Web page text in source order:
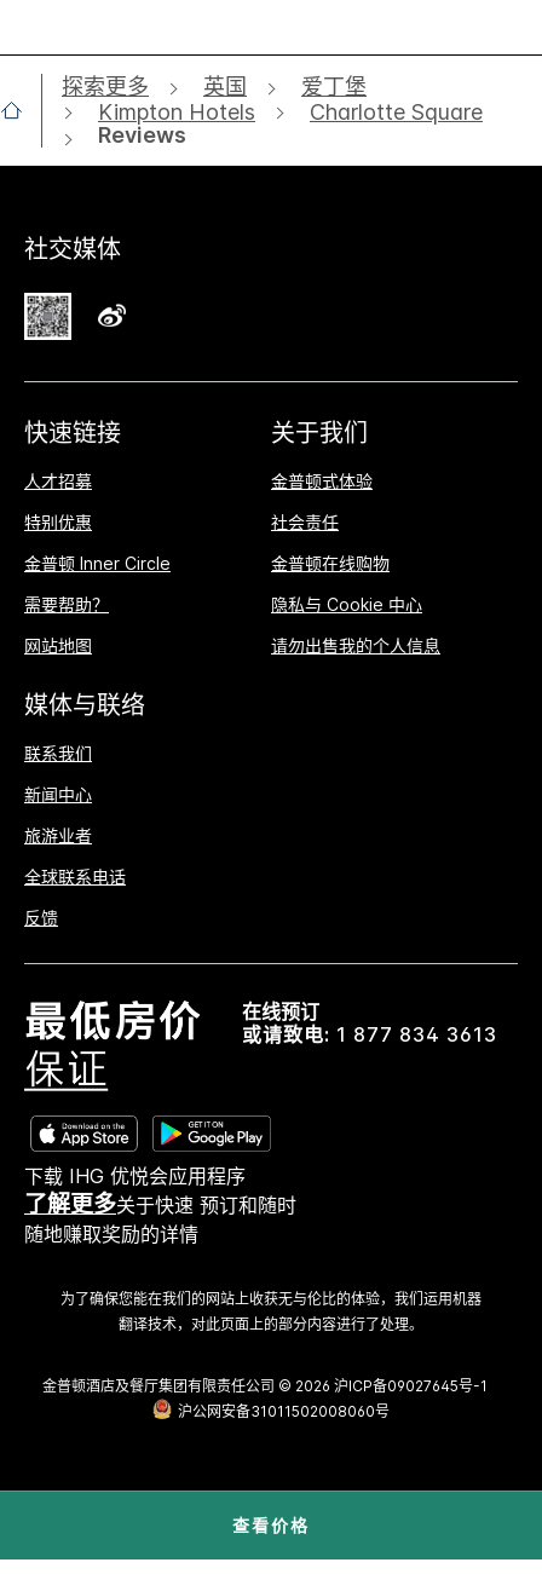
查看价格
探索更多 英国
爱丁堡
Kimpton Hotels
Charlotte Square
Reviews
社交媒体
快速链接
人才招募
特别优惠
金普顿 Inner Circle
需要帮助？
网站地图
关于我们
金普顿式体验
社会责任
金普顿在线购物
隐私与 Cookie 中心
请勿出售我的个人信息
媒体与联络
联系我们
新闻中心
旅游业者
全球联系电话
反馈
在线预订
或请致电: 1 877 834 3613
下载 IHG 优悦会应用程序
了解更多关于快速 预订和随时
随地赚取奖励的详情
为了确保您能在我们的网站上收获无与伦比的体验，我们运用机器
翻译技术，对此页面上的部分内容进行了处理。
金普顿酒店及餐厅集团有限责任公司 © 2026 沪ICP备09027645号-1
沪公网安备31011502008060号